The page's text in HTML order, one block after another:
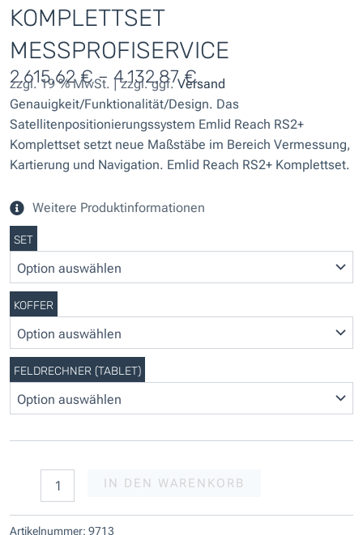
KOMPLETTSET
MESSPROFISERVICE
2.615,62€– 4.132,87€
zzgl. 19 % MwSt. | zzgl. ggf.Versand
Genauigkeit/Funktionalität/Design. Das
Satellitenpositionierungssystem Emlid Reach RS2+
Komplettset setzt neue Maßstäbe im Bereich Vermessung,
Kartierung und Navigation. Emlid Reach RS2+ Komplettset.
Weitere Produktinformationen
SET
KOFFER
FELDRECHNER (TABLET)
Satellitenpositionierungssystem
Emlid
RS2+
Komplettset
Messprofiservice
IN DEN WARENKORB
Artikelnummer: 9713